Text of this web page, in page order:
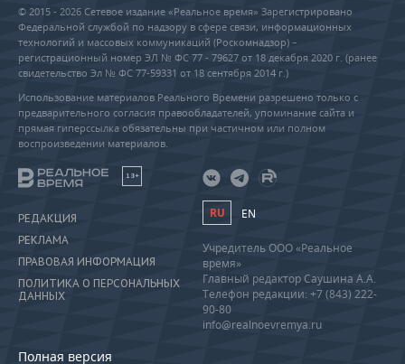
© 2015 - 2026 Сетевое издание «Реальное время» Зарегистрировано
Федеральной службой по надзору в сфере связи, информационных
технологий и массовых коммуникаций (Роскомнадзор) –
регистрационный номер ЭЛ № ФС 77 - 79627 от 18 декабря 2020 г. (ранее
свидетельство Эл № ФС 77-59331 от 18 сентября 2014 г.)
Использование материалов Реального Времени разрешено только с
предварительного согласия правообладателей, упоминание сайта и
прямая гиперссылка обязательны при частичном или полном
воспроизведении материалов.
18+
РЕДАКЦИЯ
РЕКЛАМА
ПРАВОВАЯ ИНФОРМАЦИЯ
ПОЛИТИКА О ПЕРСОНАЛЬНЫХ
ДАННЫХ
Полная версия
RU EN
Учредитель ООО «Реальное
время»
Главный редактор Саушина А.А.
Телефон редакции: +7 (843) 222-
90-80
info@realnoevremya.ru